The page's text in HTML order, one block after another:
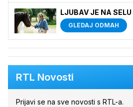
LJUBAV JE NA SELU
GLEDAJ ODMAH
RTL Novosti
Prijavi se na sve novosti s RTL-a.